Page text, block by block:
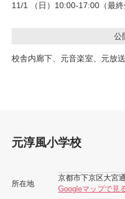
11/1 （日）10:00-17:00（最終
公
校舎内廊下、元音楽室、元放
元淳風小学校
所在地
京都市下京区大宮
Googleマップで見